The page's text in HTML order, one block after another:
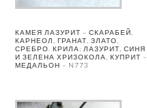
КАМЕЯ ЛАЗУРИТ – СКАРАБЕЙ,
КАРНЕОЛ, ГРАНАТ, ЗЛАТО,
СРЕБРО. КРИЛА: ЛАЗУРИТ, СИНЯ
И ЗЕЛЕНА ХРИЗОКОЛА, КУПРИТ –
МЕДАЛЬОН – N773